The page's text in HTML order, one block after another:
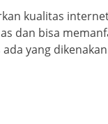
kualitas
dan bisa
yang